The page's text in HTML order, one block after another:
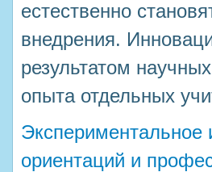
естественно
внедрения.
результатом
опыта отдельных
Экспериментальное
ориентаций и